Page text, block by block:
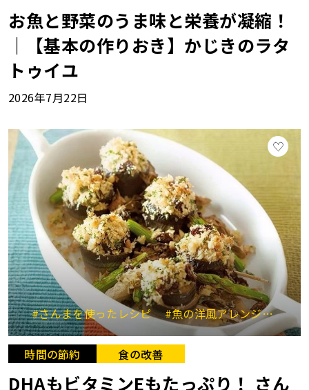
お魚と野菜のうま味と栄養が凝縮！
｜【基本の作りおき】かじきのラタ
トゥイユ
2026年7月22日
#さんまを使ったレシピ #魚の洋風アレンジ #抗
時間の節約 食の改善
DHAもビタミンEもたっぷり！ さん